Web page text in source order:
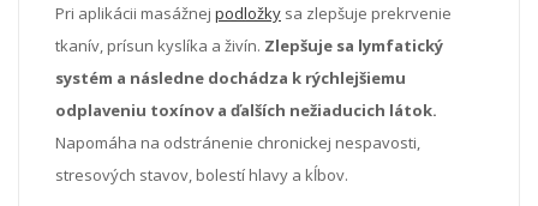
Pri aplikácii masážnej podložky sa zlepšuje prekrvenie
tkanív, prísun kyslíka a živín. Zlepšuje sa lymfatický
systém a následne dochádza k rýchlejšiemu
odplaveniu toxínov a ďalších nežiaducich látok.
Napomáha na odstránenie chronickej nespavosti,
stresových stavov, bolestí hlavy a kĺbov.